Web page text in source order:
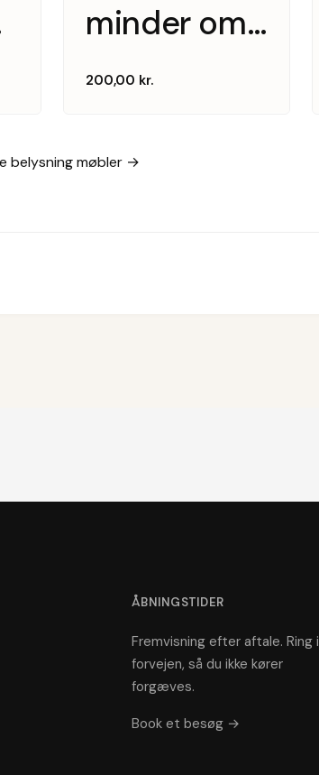
minder om
PH5
200,00 kr.
belysning møbler →
ÅBNINGSTIDER
Fremvisning efter aftale. Ring i
forvejen, så du ikke kører
forgæves.
Book et besøg →